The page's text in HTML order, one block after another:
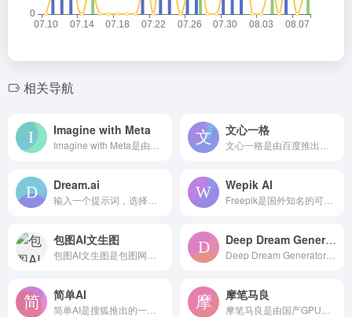
相关导航
Imagine with Meta 文心一格
Dream.ai Wepik AI
包图AI文生图 Deep Dream Generator
简单AI 摩笔马良